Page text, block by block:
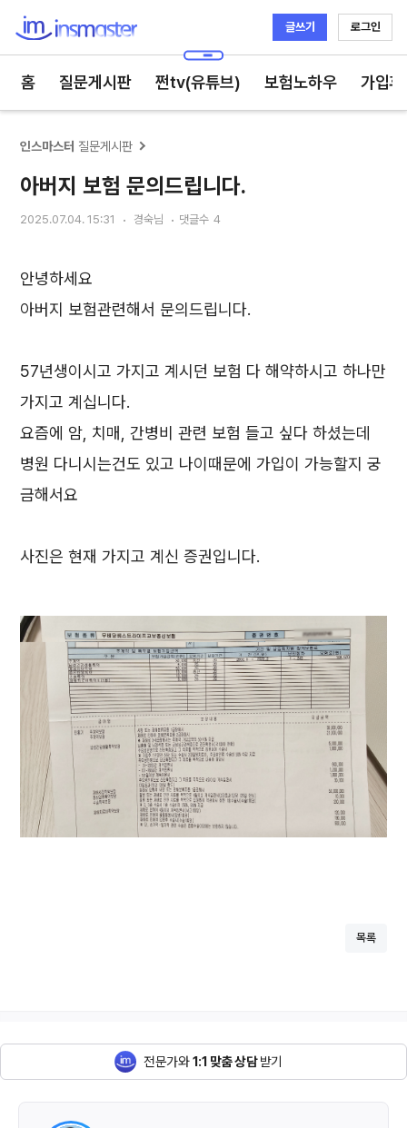
글쓰기 로그인
홈 질문게시판 쩐tv(유튜브) 보험노하우 가입
인스마스터 질문게시판
아버지 보험 문의드립니다.
2025.07.04. 15:31 경숙님 댓글수 4
안녕하세요
아버지 보험관련해서 문의드립니다.
57년생이시고 가지고 계시던 보험 다 해약하시고 하나만
가지고 계십니다.
요즘에 암, 치매, 간병비 관련 보험 들고 싶다 하셨는데
병원 다니시는건도 있고 나이때문에 가입이 가능할지 궁
금해서요
사진은 현재 가지고 계신 증권입니다.
목록
전문가와1:1 맞춤 상담받기